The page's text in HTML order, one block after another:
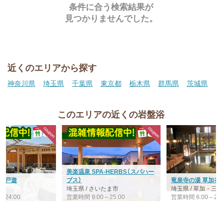
条件に合う検索結果が
見つかりませんでした。
近くのエリアから探す
神奈川県 埼玉県 千葉県 東京都 栃木県 群馬県 茨城県
このエリアの近くの岩盤浴
戸遊
24:00
美楽温泉 SPA-HERBS（スパハー
ブス）
埼玉県 / さいたま市
営業時間 9:00～25:00
竜泉寺の湯 草加谷
埼玉県 / 草加・三
営業時間 6:00～